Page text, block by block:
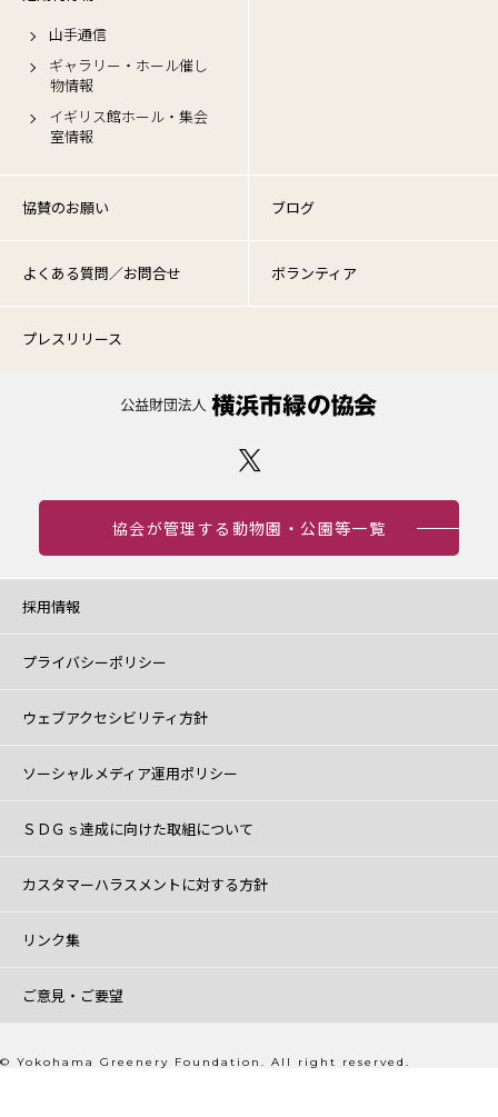
山手通信
ギャラリー・ホール催し
物情報
イギリス館ホール・集会
室情報
協賛のお願い ブログ
よくある質問／お問合せ ボランティア
プレスリリース
協会が管理する動物園・公園等一覧
採用情報
プライバシーポリシー
ウェブアクセシビリティ方針
ソーシャルメディア運用ポリシー
ＳＤＧｓ達成に向けた取組について
カスタマーハラスメントに対する方針
リンク集
ご意見・ご要望
© Yokohama Greenery Foundation. All right reserved.